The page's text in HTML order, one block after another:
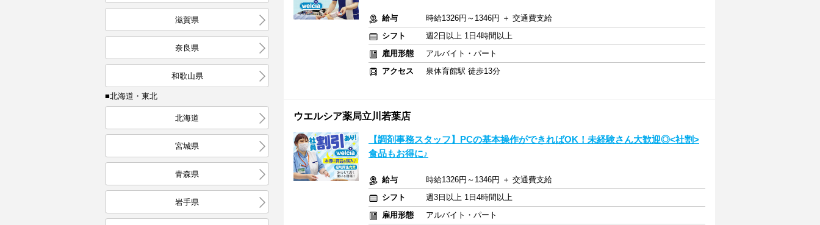
滋賀県
奈良県
和歌山県
■北海道・東北
北海道
宮城県
青森県
岩手県
給与
時給1326円～1346円 ＋ 交通費支給
シフト
週2日以上 1日4時間以上
雇用形態
アルバイト・パート
アクセス
泉体育館駅 徒歩13分
ウエルシア薬局立川若葉店
【調剤事務スタッフ】PCの基本操作ができればOK！未経験さん大歓迎◎<社割>
食品もお得に♪
給与
時給1326円～1346円 ＋ 交通費支給
シフト
週3日以上 1日4時間以上
雇用形態
アルバイト・パート